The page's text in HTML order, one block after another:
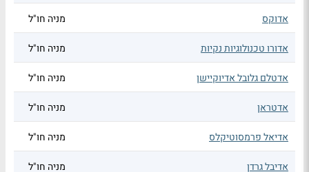
אדוקס מניה חו"ל
אדורו טכנולוגיות נקיות מניה חו"ל
אדטלם גלובל אדיוקיישן מניה חו"ל
אדטראן מניה חו"ל
אדיאל פרמסוטיקלס מניה חו"ל
אדיבל גרדן מניה חו"ל